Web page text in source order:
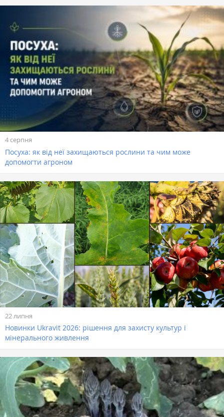
4 серпня
Посуха: як від неї захищаються рослини та чим може
допомогти агроном
22 липня
Новинки Ukravit 2026: рішення для захисту культур і
мінерального живлення